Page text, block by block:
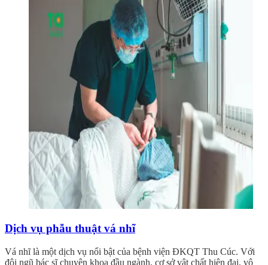
Dịch vụ phẫu thuật vá nhĩ
Vá nhĩ là một dịch vụ nổi bật của bệnh viện ĐKQT Thu Cúc. Với
đội ngũ bác sĩ chuyên khoa đầu ngành, cơ sở vật chất hiện đại, vô